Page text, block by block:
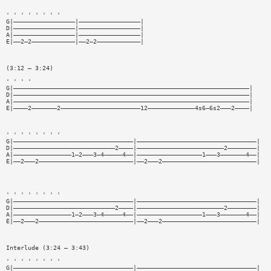
' ' ' ' ' ' ' '
G|—————————————————|—————————————————|
D|—————————————————|—————————————————|
A|—————————————————|—————————————————|
E|——2—2————————————|——2—2————————————|
(3:12 — 3:24)
' ' ' '
G|—————————————————————————————————————————————————————————————————|
D|—————————————————————————————————————————————————————————————————|
A|—————————————————————————————————————————————————————————————————|
E|————2———————2——————————————————————12—————————————4s6—6s2———2————|
' ' ' ' ' ' ' '
G|—————————————————————————————————|—————————————————————————————————|
D|————————————————————————————2————|————————————————————————2————————|
A|————————————————1—2———3—4—————4——|——————————————————1———3———————4——|
E|——2———2——————————————————————————|——2———2——————————————————————————|
' ' ' ' ' ' ' '
G|—————————————————————————————————|—————————————————————————————————|
D|————————————————————————————2————|————————————————————————2————————|
A|————————————————1—2———3—4—————4——|——————————————————1———3———————4——|
E|——2———2——————————————————————————|——2———2——————————————————————————|
Interlude (3:24 — 3:43)
' ' ' ' ' ' ' '
G|—————————————————————————————————|—————————————————————————————————|